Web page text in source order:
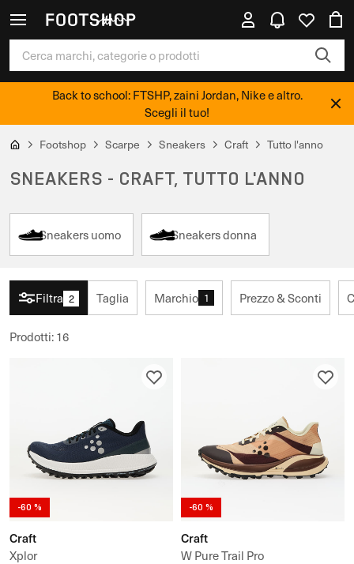
Back to school: FTSHP, zaini Jordan, Nike e altro.
Scegli il tuo!
Footshop Scarpe Sneakers Craft Tutto l'anno
SNEAKERS - CRAFT, TUTTO L'ANNO
Sneakers uomo Sneakers donna
Filtra 2 Taglia Marchio 1 Prezzo & Sconti
Prodotti: 16
-60 %
Craft
Xplor
-60 %
Craft
W Pure Trail Pro